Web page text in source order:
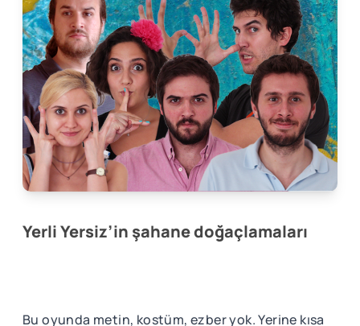
Yerli Yersiz’in şahane doğaçlamaları
Bu oyunda metin, kostüm, ezber yok. Yerine kısa